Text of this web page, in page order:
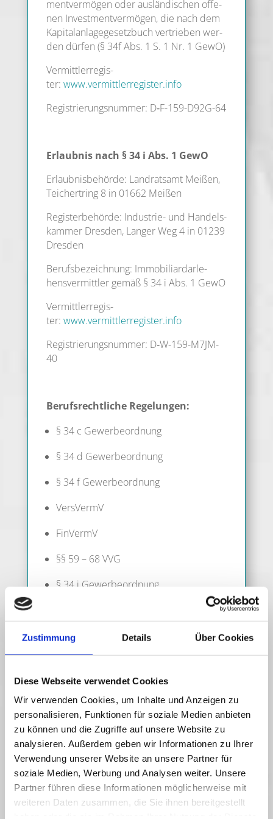
Zustimmung Details Über Cookies
Diese Webseite verwendet Cookies
Wir verwenden Cookies, um Inhalte und Anzeigen zu
personalisieren, Funktionen für soziale Medien anbieten
zu können und die Zugriffe auf unsere Website zu
analysieren. Außerdem geben wir Informationen zu Ihrer
Verwendung unserer Website an unsere Partner für
soziale Medien, Werbung und Analysen weiter. Unsere
Partner führen diese Informationen möglicherweise mit
weiteren Daten zusammen, die Sie ihnen bereitgestellt
ment­ver­mö­gen oder aus­län­di­schen offe­
nen Invest­ment­ver­mö­gen, die nach dem
Kapi­tal­an­la­ge­ge­setz­buch ver­trie­ben wer­
den dür­fen (§ 34f Abs. 1 S. 1 Nr. 1 GewO)
Ver­mitt­ler­re­gis­
ter: www.vermittlerregister.info
Regis­trie­rungs­num­mer: D‑F-159-D92G-64
Erlaub­nis nach § 34 i Abs. 1 GewO
Erlaub­nis­be­hör­de: Land­rats­amt Mei­ßen,
Tei­chert­ring 8 in 01662 Meißen
Regis­ter­be­hör­de: Indus­trie- und Han­dels­
kam­mer Dres­den, Lan­ger Weg 4 in 01239
Dresden
Berufs­be­zeich­nung: Immo­bi­li­ar­dar­le­
hens­ver­mitt­ler gemäß § 34 i Abs. 1 GewO
Ver­mitt­ler­re­gis­
ter: www.vermittlerregister.info
Regis­trie­rungs­num­mer: D‑W-159-M7JM-
40
Berufs­recht­li­che Regelungen:
§ 34 c Gewerbeordnung
§ 34 d Gewerbeordnung
§ 34 f Gewerbeordnung
Vers­VermV
Fin­VermV
§§ 59 – 68 VVG
§ 34 i Gewerbeordnung
Die berufs­recht­li­chen Rege­lun­gen kön­
be­nen Home­pagewww.gesetze-im-
werden.
Infor­ma­ti­on zu den Schlich­tungs­stel­
len gemäß § 214 VVG und zur Teil­
nah­me am Streit­bei­le­gungs­ver­fah­
ren gemäß § 36
Verbraucherstreitbeilegungsgesetz